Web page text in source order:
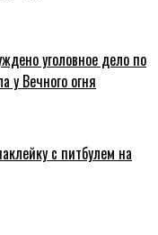
уголовное дело по
у Вечного огня
с питбулем на